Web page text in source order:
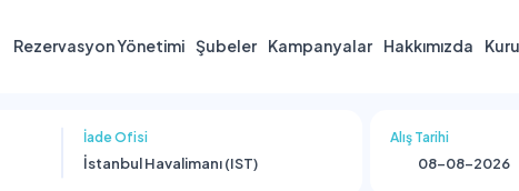
Rezervasyon Yönetimi Şubeler Kampanyalar Hakkımızda
İade Ofisi
İstanbul Havalimanı (IST)
Alış Tarihi